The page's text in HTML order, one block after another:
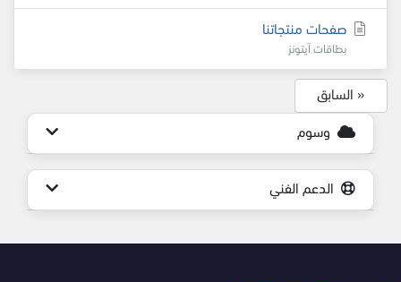
صفحات منتجاتنا
بطاقات آيتونز
« السابق
وسوم
الدعم الفني